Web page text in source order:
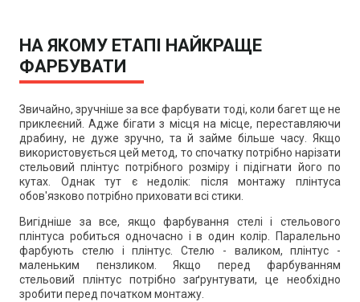
НА ЯКОМУ ЕТАПІ НАЙКРАЩЕ
ФАРБУВАТИ
Звичайно, зручніше за все фарбувати тоді, коли багет ще не
приклеєний. Адже бігати з місця на місце, переставляючи
драбину, не дуже зручно, та й займе більше часу. Якщо
використовується цей метод, то спочатку потрібно нарізати
стельовий плінтус потрібного розміру і підігнати його по
кутах. Однак тут є недолік: після монтажу плінтуса
обов'язково потрібно приховати всі стики.
Вигідніше за все, якщо фарбування стелі і стельового
плінтуса робиться одночасно і в один колір. Паралельно
фарбують стелю і плінтус. Стелю - валиком, плінтус -
маленьким пензликом. Якщо перед фарбуванням
стельовий плінтус потрібно заґрунтувати, це необхідно
зробити перед початком монтажу.